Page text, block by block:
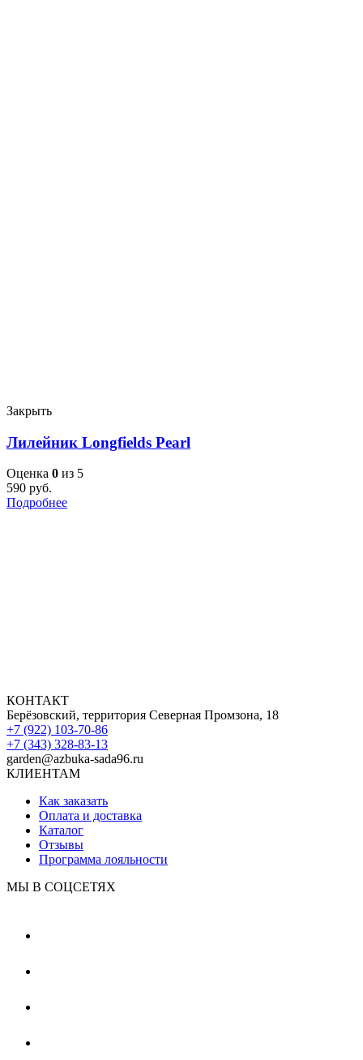
Закрыть
Лилейник Longfields Pearl
Оценка 0 из 5
590 руб.
Подробнее
КОНТАКТ
Берёзовский, территория Северная Промзона, 18
+7 (922) 103-70-86
+7 (343) 328-83-13
garden@azbuka-sada96.ru
КЛИЕНТАМ
Как заказать
Оплата и доставка
Каталог
Отзывы
Программа лояльности
МЫ В СОЦСЕТЯХ